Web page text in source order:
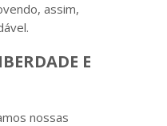
assim,
E
nossas